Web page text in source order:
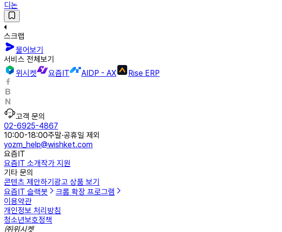
디논
스크랩
물어보기
서비스 전체보기
위시켓
요즘IT AIDP - AX Rise ERP
고객 문의
02-6925-4867
10:00-18:00주말·공휴일 제외
yozm_help@wishket.com
요즘IT
요즘IT 소개작가 지원
기타 문의
콘텐츠 제안하기 광고 상품 보기
요즘IT 슬랙봇
크롬 확장 프로그램
이용약관
개인정보 처리방침
청소년보호정책
㈜위시켓